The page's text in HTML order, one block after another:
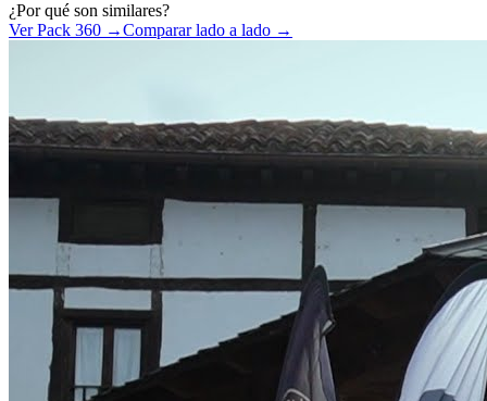
¿Por qué son similares?
Ver Pack 360 →Comparar lado a lado →